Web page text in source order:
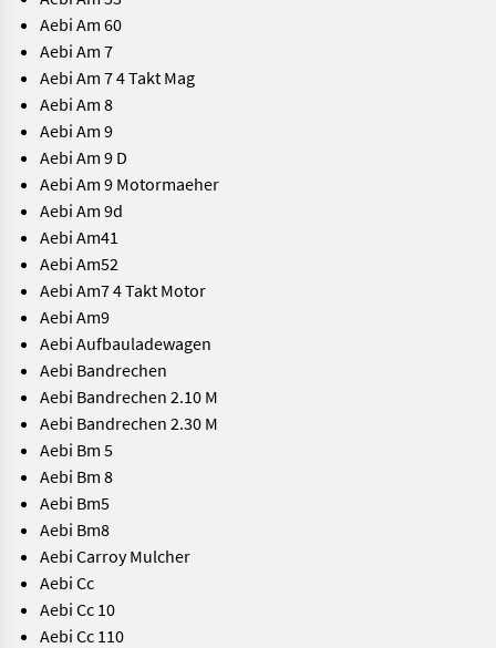
Aebi Am 60
Aebi Am 7
Aebi Am 7 4 Takt Mag
Aebi Am 8
Aebi Am 9
Aebi Am 9 D
Aebi Am 9 Motormaeher
Aebi Am 9d
Aebi Am41
Aebi Am52
Aebi Am7 4 Takt Motor
Aebi Am9
Aebi Aufbauladewagen
Aebi Bandrechen
Aebi Bandrechen 2.10 M
Aebi Bandrechen 2.30 M
Aebi Bm 5
Aebi Bm 8
Aebi Bm5
Aebi Bm8
Aebi Carroy Mulcher
Aebi Cc
Aebi Cc 10
Aebi Cc 110